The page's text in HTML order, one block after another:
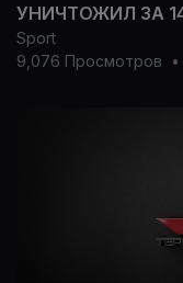
УНИЧТОЖИЛ ЗА
Sport
9,076 Просмотров
•